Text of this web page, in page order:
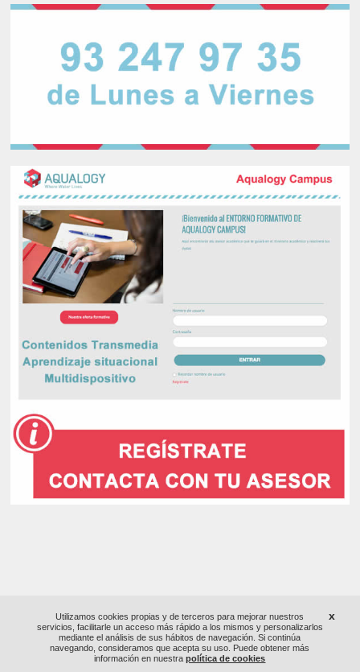
Utilizamos cookies propias y de terceros para mejorar nuestros
servicios, facilitarle un acceso más rápido a los mismos y personalizarlos
mediante el análisis de sus hábitos de navegación. Si continúa
navegando, consideramos que acepta su uso. Puede obtener más
información en nuestrapolítica de cookies
x